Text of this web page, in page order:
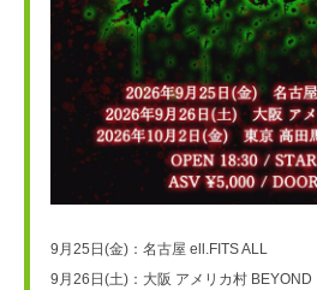
9月25日(金)：名古屋 ell.FITS ALL
9月26日(土)：大阪 アメリカ村 BEYOND